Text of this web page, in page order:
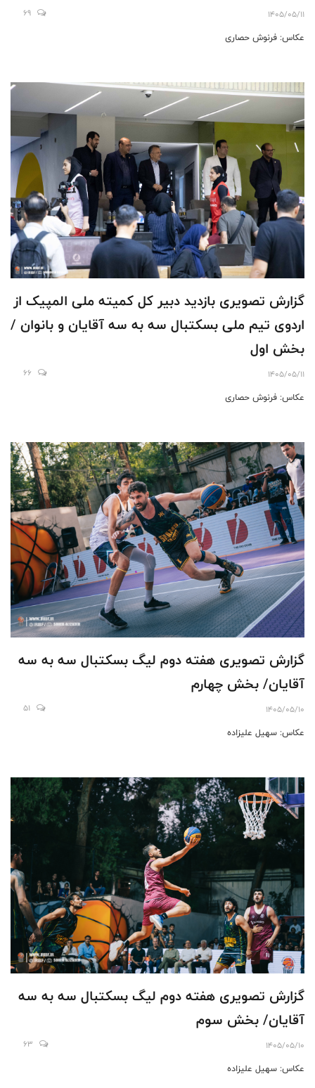
1405/05/11
69
عکاس: فرنوش حصاری
گزارش تصویری بازدید دبیر کل کمیته ملی المپیک از
اردوی تیم ملی بسکتبال سه به سه آقایان و بانوان /
بخش اول
1405/05/11
66
عکاس: فرنوش حصاری
گزارش تصویری هفته دوم لیگ بسکتبال سه به سه
آقایان/ بخش چهارم
1405/05/10
51
عکاس: سهیل علیزاده
گزارش تصویری هفته دوم لیگ بسکتبال سه به سه
آقایان/ بخش سوم
1405/05/10
63
عکاس: سهیل علیزاده